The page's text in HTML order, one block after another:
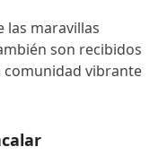
las maravillas
son recibidos
vibrante